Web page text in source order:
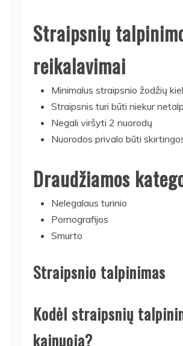
Straipsnių
reikalavimai
Minimalus straipsnio žodžių
Straipsnis turi būti niekur
Negali viršyti 2 nuorodų
Nuorodos privalo būti
Draudžiamos
Nelegalaus turinio
Pornografijos
Smurto
Straipsnio talpinimas
Kodėl straipsnių
kainuoja?